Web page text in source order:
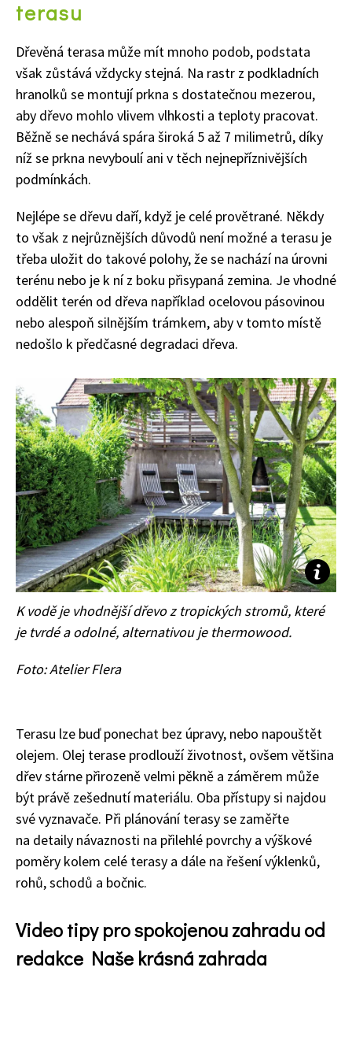
65 Kč
Objednat >
74 Kč
Objednat >
terasu
Dřevěná terasa může mít mnoho podob, podstata
však zůstává vždycky stejná. Na rastr z podkladních
hranolků se montují prkna s dostatečnou mezerou,
aby dřevo mohlo vlivem vlhkosti a teploty pracovat.
Běžně se nechává spára široká 5 až 7 milimetrů, díky
níž se prkna nevyboulí ani v těch nejnepříznivějších
podmínkách.
Nejlépe se dřevu daří, když je celé provětrané. Někdy
to však z nejrůznějších důvodů není možné a terasu je
třeba uložit do takové polohy, že se nachází na úrovni
terénu nebo je k ní z boku přisypaná zemina. Je vhodné
oddělit terén od dřeva například ocelovou pásovinou
nebo alespoň silnějším trámkem, aby v tomto místě
nedošlo k předčasné degradaci dřeva.
K vodě je vhodnější dřevo z tropických stromů, které
je tvrdé a odolné, alternativou je thermowood.
Foto: Atelier Flera
Terasu lze buď ponechat bez úpravy, nebo napouštět
olejem. Olej terase prodlouží životnost, ovšem většina
dřev stárne přirozeně velmi pěkně a záměrem může
být právě zešednutí materiálu. Oba přístupy si najdou
své vyznavače. Při plánování terasy se zaměřte
na detaily návaznosti na přilehlé povrchy a výškové
poměry kolem celé terasy a dále na řešení výklenků,
rohů, schodů a bočnic.
Video tipy pro spokojenou zahradu od
redakce Naše krásná zahrada